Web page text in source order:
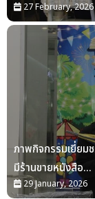
27 February, 2026
ภาพกิจกรรมเยี่ย
มีร้านขายหนังสือ...
29 January, 2026